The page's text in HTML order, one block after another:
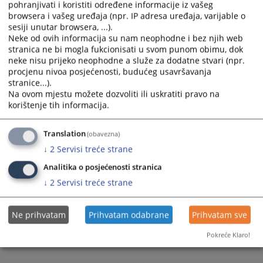
the
calendar
and
select
a
date.
Press
the
question
mark
key
to
get
the
keyboard
shortcuts
for
changing
the
calendar
and
select
a
date.
the
question
mark
key
to
the
keyboard
shortcuts
for
changing
pohranjivati i koristiti određene informacije iz vašeg
browsera i vašeg uređaja (npr. IP adresa uređaja, varijable o
sesiji unutar browsera, ...).
Neke od ovih informacija su nam neophodne i bez njih web
stranica ne bi mogla fukcionisati u svom punom obimu, dok
neke nisu prijeko neophodne a služe za dodatne stvari (npr.
procjenu nivoa posjećenosti, budućeg usavršavanja
stranice...).
Na ovom mjestu možete dozvoliti ili uskratiti pravo na
korištenje tih informacija.
Translation(obavezna)
↓ 2 Servisi treće strane
Analitika o posjećenosti stranica
↓ 2 Servisi treće strane
Ne prihvatam Prihvatam odabrane Prihvatam sve
Pokreće Klaro!